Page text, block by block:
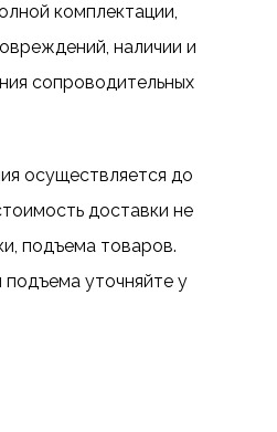
комплектации,
наличии и
сопроводительных
осуществляется до
доставки не
подъема товаров.
подъема уточняйте у